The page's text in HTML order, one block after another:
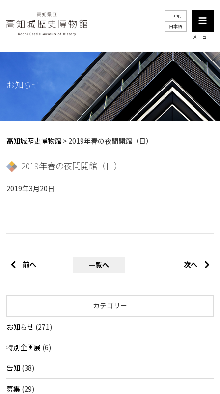
Lang
日本語
メニュー
お知らせ
高知城歴史博物館 > 2019年春の夜間開館（日）
2019年春の夜間開館（日）
2019年3月20日
前へ 一覧へ 次へ
カテゴリー
お知らせ (271)
特別企画展 (6)
告知 (38)
募集 (29)